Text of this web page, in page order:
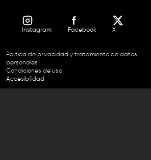
Instagram Facebook X
Política de privacidad y tratamiento de datos
personales
Condiciones de uso
Accesibilidad